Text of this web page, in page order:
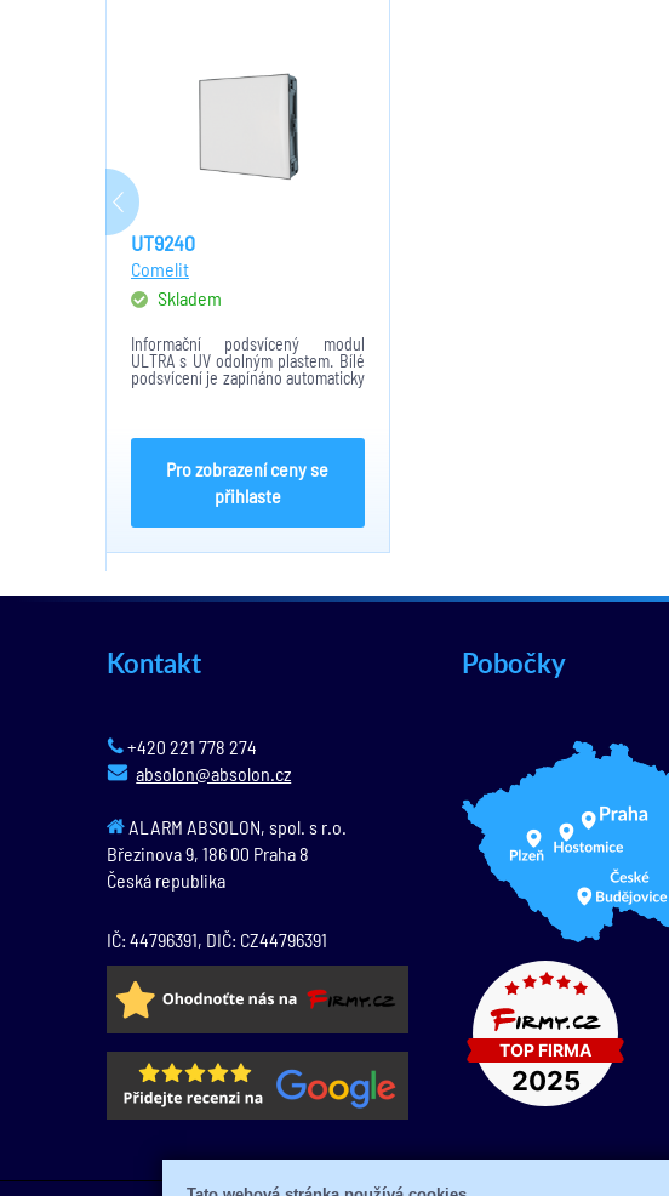
UT9240
Comelit
Skladem
Informační podsvícený modul
ULTRA s UV odolným plastem. Bílé
podsvícení je zapínáno automaticky
na základě senzoru osvětlení v
Pro zobrazení ceny se
přihlaste
Kontakt
+420 221 778 274
absolon@absolon.cz
ALARM ABSOLON, spol. s r.o.
Březinova 9,186 00 Praha 8
Česká republika
IČ: 44796391, DIČ: CZ44796391
Pobočky